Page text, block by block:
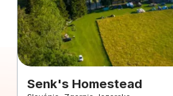
Senk's Homestead